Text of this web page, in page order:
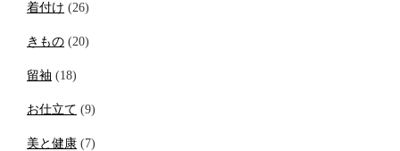
着付け (26)
きもの (20)
留袖 (18)
お仕立て (9)
美と健康 (7)